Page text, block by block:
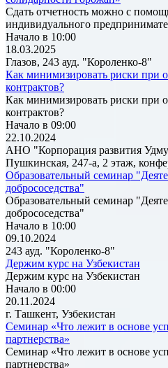
Сдать отчетность можно с
индивидуального
Начало в 10:00
18.03.2025
Глазов, 243 ауд. "Короленко-8"
Как минимизировать риски при
контрактов?
Как минимизировать риски при
контрактов?
Начало в 09:00
22.10.2024
АНО "Корпорация развития
Пушкинская, 247-а, 2 этаж,
Образовательный семинар
добрососедства"
Образовательный семинар
добрососедства"
Начало в 10:00
09.10.2024
243 ауд. "Короленко-8"
Держим курс на Узбекистан
Держим курс на Узбекистан
Начало в 00:00
20.11.2024
г. Ташкент, Узбекистан
Семинар «Что лежит в основе
партнерства»
Семинар «Что лежит в основе
партнерства»